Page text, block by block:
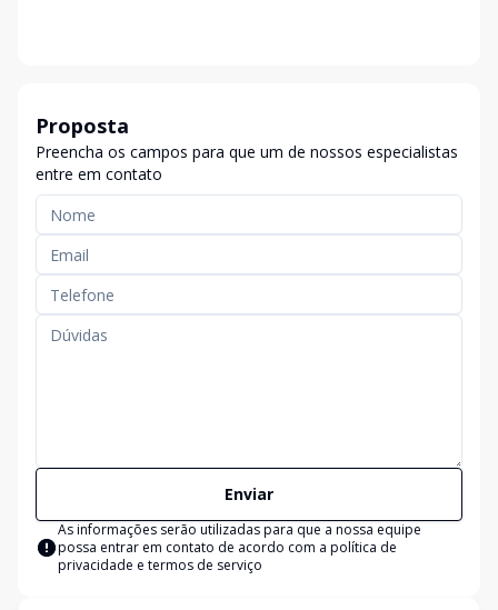
Proposta
Preencha os campos para que um de nossos especialistas
entre em contato
Enviar
As informações serão utilizadas para que a nossa equipe
possa entrar em contato de acordo com a política de
privacidade e termos de serviço